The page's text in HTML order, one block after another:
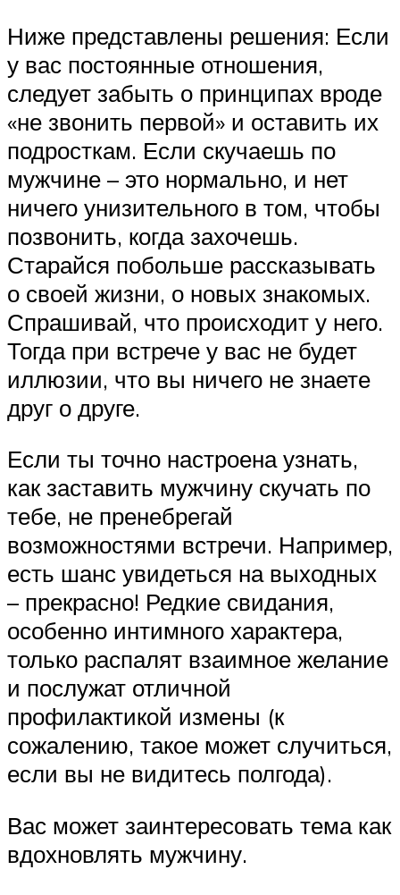
Ниже представлены решения: Если
у вас постоянные отношения,
следует забыть о принципах вроде
«не звонить первой» и оставить их
подросткам. Если скучаешь по
мужчине – это нормально, и нет
ничего унизительного в том, чтобы
позвонить, когда захочешь.
Старайся побольше рассказывать
о своей жизни, о новых знакомых.
Спрашивай, что происходит у него.
Тогда при встрече у вас не будет
иллюзии, что вы ничего не знаете
друг о друге.
Если ты точно настроена узнать,
как заставить мужчину скучать по
тебе, не пренебрегай
возможностями встречи. Например,
есть шанс увидеться на выходных
– прекрасно! Редкие свидания,
особенно интимного характера,
только распалят взаимное желание
и послужат отличной
профилактикой измены (к
сожалению, такое может случиться,
если вы не видитесь полгода).
Вас может заинтересовать тема как
вдохновлять мужчину.